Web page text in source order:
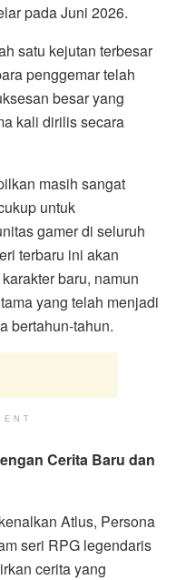
pada Juni 2026.
satu kejutan terbesar
penggemar telah
besar yang
kali dirilis secara
masih sangat
untuk
gamer di seluruh
terbaru ini akan
baru, namun
yang telah menjadi
bertahun-tahun.
Cerita Baru dan
Atlus, Persona
seri RPG legendaris
cerita yang